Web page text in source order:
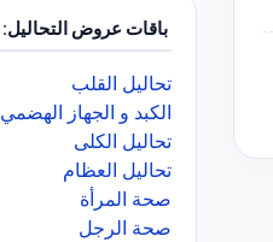
باقات عروض التحاليل:
تحاليل القلب
الكبد و الجهاز الهضمي
تحاليل الكلى
تحاليل العظام
صحة المرأة
صحة الرجل